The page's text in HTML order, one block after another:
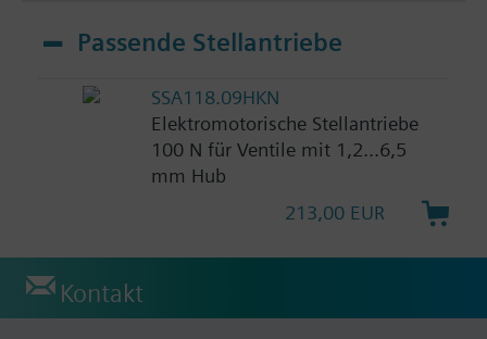
Passende Stellantriebe
SSA118.09HKN
Elektromotorische Stellantriebe
100 N für Ventile mit 1,2...6,5
mm Hub
213,00 EUR
Kontakt